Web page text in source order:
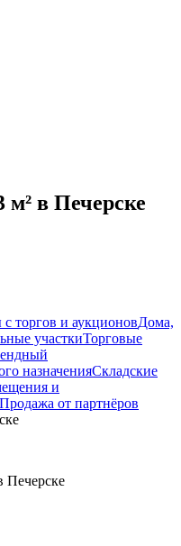
м² в Печерске
торгов и аукционовДома,
участкиТорговые
назначенияСкладские
и
Продажа от партнёров